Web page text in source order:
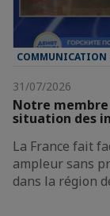
COMMUNICATION
31/07/2026
Notre
situation des
La France fait
ampleur sans
dans la région